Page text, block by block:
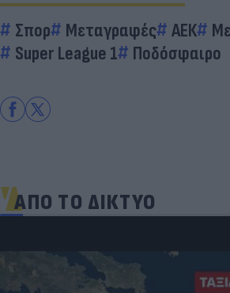
Σπορ Μεταγραφές ΑΕΚ
Super League 1
Ποδόσφαιρο
ΑΠΟ ΤΟ ΔΙΚΤΥΟ